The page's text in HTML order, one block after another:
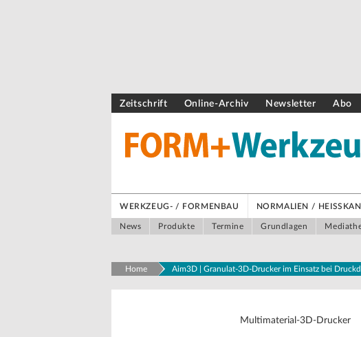
Zeitschrift Online-Archiv Newsletter Abo
WERKZEUG- / FORMENBAU NORMALIEN /
News Produkte Termine Grundlagen
Home Aim3D | Granulat-3D-Drucker im Einsatz bei
Multimaterial-3D-Drucker